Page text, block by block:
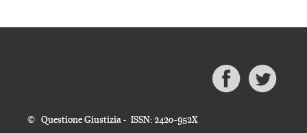
© Questione Giustizia - ISSN: 2420-952X